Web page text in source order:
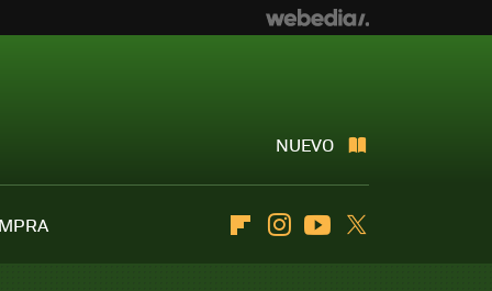
NUEVO
FlipboardInstagramYoutube